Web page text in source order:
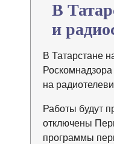
В
и
В Татарстане
на
Работы будут
отключены
программы